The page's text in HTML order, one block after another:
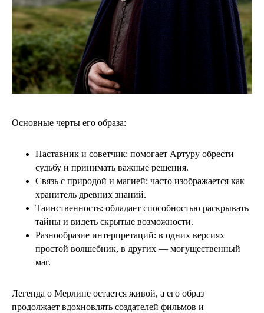
Основные черты его образа:
Наставник и советчик: помогает Артуру обрести
судьбу и принимать важные решения.
Связь с природой и магией: часто изображается как
хранитель древних знаний.
Таинственность: обладает способностью раскрывать
тайны и видеть скрытые возможности.
Разнообразие интерпретаций: в одних версиях
простой волшебник, в других — могущественный
маг.
Легенда о Мерлине остается живой, а его образ
продолжает вдохновлять создателей фильмов и